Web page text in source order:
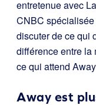
entretenue avec
CNBC
discuter de ce qui
différence entre la
ce qui attend
Away est